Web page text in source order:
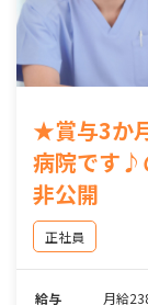
★賞与3か
病院です♪
非公開
正社員
給与 月給